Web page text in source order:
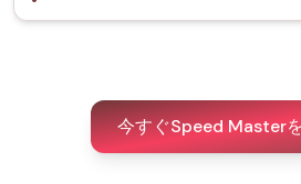
今すぐSpeed Master